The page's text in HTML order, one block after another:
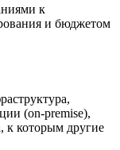
к
и бюджетом
(on-premise),
к которым другие